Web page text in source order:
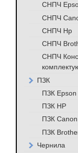
СНПЧ
СНПЧ
СНПЧ Hp
СНПЧ
СНПЧ
ПЗК
ПЗК Epson
ПЗК HP
ПЗК Canon
ПЗК
Чернила